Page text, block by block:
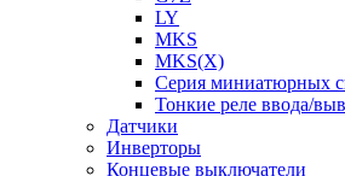
LY
MKS
MKS(X)
Серия миниатюрных
Тонкие реле ввода/
Датчики
Инверторы
Концевые выключатели